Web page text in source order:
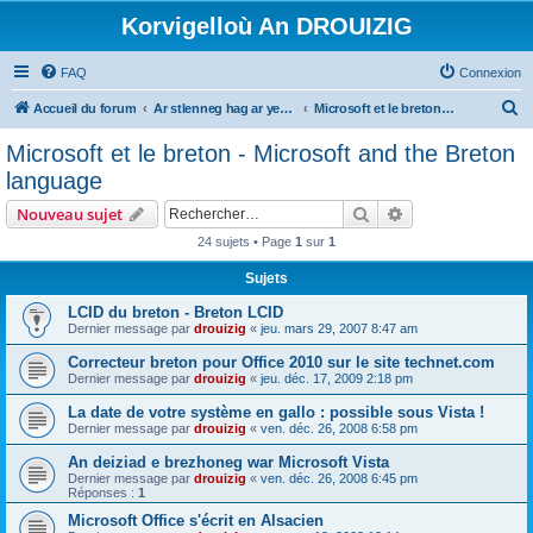
Korvigelloù An DROUIZIG
FAQ Connexion
Accueil du forum Ar stlenneg hag ar yezhoù bihan er bed a-bezh Microsoft et le breton - Microsoft and the Breton language
Microsoft et le breton - Microsoft and the Breton
language
Nouveau sujet Rechercher
24 sujets • Page 1 sur 1
Sujets
LCID du breton - Breton LCID
Dernier message par drouizig « jeu. mars 29, 2007 8:47 am
Correcteur breton pour Office 2010 sur le site technet.com
Dernier message par drouizig « jeu. déc. 17, 2009 2:18 pm
La date de votre système en gallo : possible sous Vista !
Dernier message par drouizig « ven. déc. 26, 2008 6:58 pm
An deiziad e brezhoneg war Microsoft Vista
Dernier message par drouizig « ven. déc. 26, 2008 6:45 pm
Réponses : 1
Microsoft Office s'écrit en Alsacien